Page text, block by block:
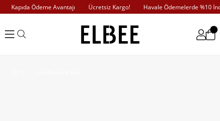
Kapıda Ödeme Avantajı Ücretsiz Kargo! Havale Ödemelerde %10